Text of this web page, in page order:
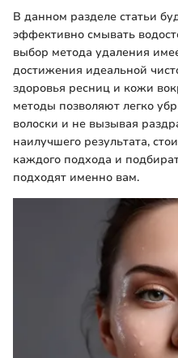
В данном разделе статьи
эффективно смывать
выбор метода удаления
достижения идеальной
здоровья ресниц и кожи
методы позволяют легко
волоски и не вызывая
наилучшего результата,
каждого подхода и
подходят именно вам.